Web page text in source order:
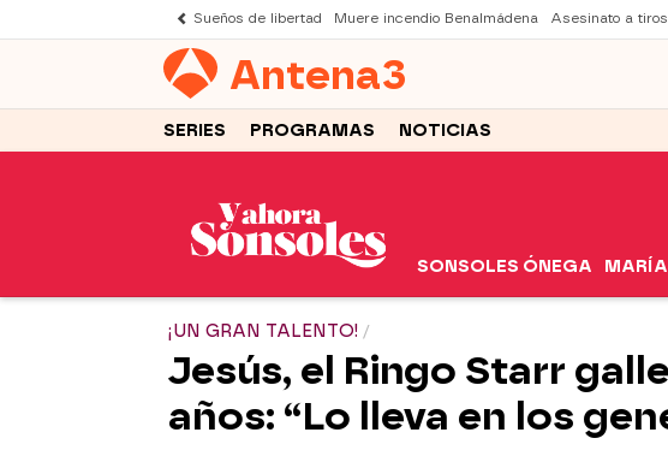
Sueños de libertad Muere incendio Benalmádena Asesinato a tiros
Antena3
SERIES PROGRAMAS NOTICIAS
SONSOLES ÓNEGA
¡UN GRAN TALENTO!
Jesús, el Ringo Starr
años: “Lo lleva en los